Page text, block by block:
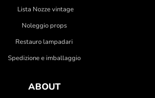
Lista Nozze vintage
Noleggio props
Restauro lampadari
Spedizione e imballaggio
ABOUT